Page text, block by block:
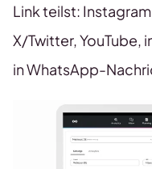
Link teilst:
X/Twitter, YouTube,
in WhatsApp-